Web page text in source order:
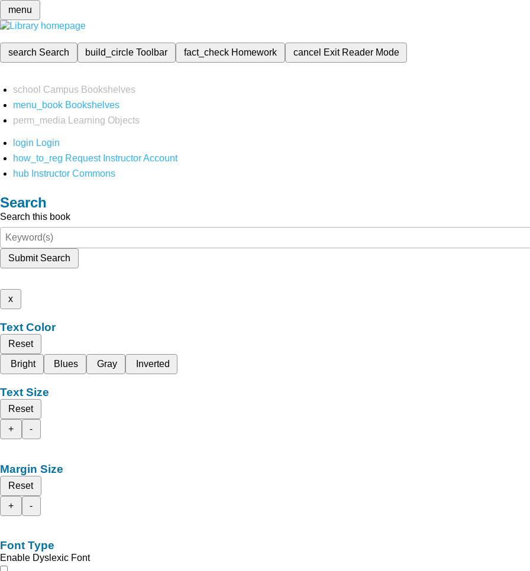
menu
search Search build_circleToolbar fact_check Homework cancel Exit Reader Mode
school Campus Bookshelves
menu_book Bookshelves
perm_media
Learning Objects
login Login
how_to_reg Request Instructor Account
hub Instructor Commons
Search
Search this book
Submit Search
x
Text Color
Reset
Bright
Blues Gray Inverted
Text Size
Reset
+
-
Margin Size
Reset
+
-
Font Type
Enable Dyslexic Font